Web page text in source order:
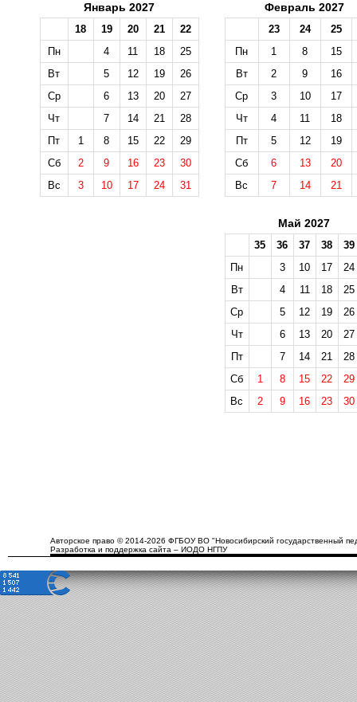
Январь 2027
18 19 20 21
22
Пн
4 11 18
25
Вт
5 12 19
26
Ср
6 13 20
27
Чт
7 14 21
28
Пт
1 8 15 22
29
Сб
2 9 16 23
30
Вс
3 10 17 24 31
Февраль 2027
23 24
25
Пн
1 8
15
Вт
2 9
16
Ср
3 10
17
Чт
4 11
18
Пт
5 12
19
Сб
6 13
20
Вс
7 14 21
Май 2027
35 36 37 38
39
Пн
3 10 17
24
Вт
4 11 18
25
Ср
5 12 19
26
Чт
6 13 20
27
Пт
7 14 21
28
Сб
1 8 15 22
29
Вс
2 9 16 23 30
Авторское право © 2014-2026 ФГБОУ ВО "Новосибирский государственный
Разработка и поддержка сайта – ИОДО НГПУ